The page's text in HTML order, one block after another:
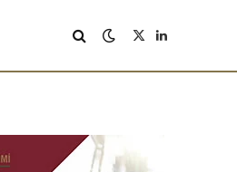
X
LinkedIn